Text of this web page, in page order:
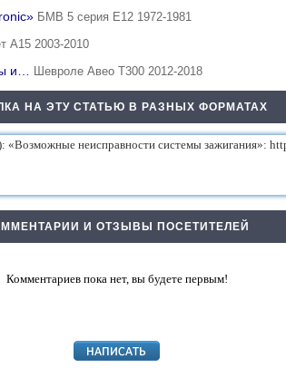
БМВ 5 серия Е12 1972-1981
А15 2003-2010
и… Шевроле Авео Т300 2012-2018
НА ЭТУ СТАТЬЮ В РАЗНЫХ ФОРМАТАХ
И ОТЗЫВЫ ПОСЕТИТЕЛЕЙ
Комментариев пока нет, вы будете первым!